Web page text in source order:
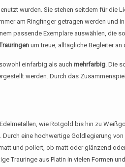
wurden. Sie stehen seitdem für die
am Ringfinger getragen werden und
passende Exemplare auswählen, die
um treue, alltägliche Begleiter an
einfarbig als auch mehrfarbig. Die
werden. Durch das
wie Rotgold bis hin zu
Durch eine hochwertige Goldlegierung
und poliert, ob matt oder glänzend
Trauringe aus Platin in vielen Formen